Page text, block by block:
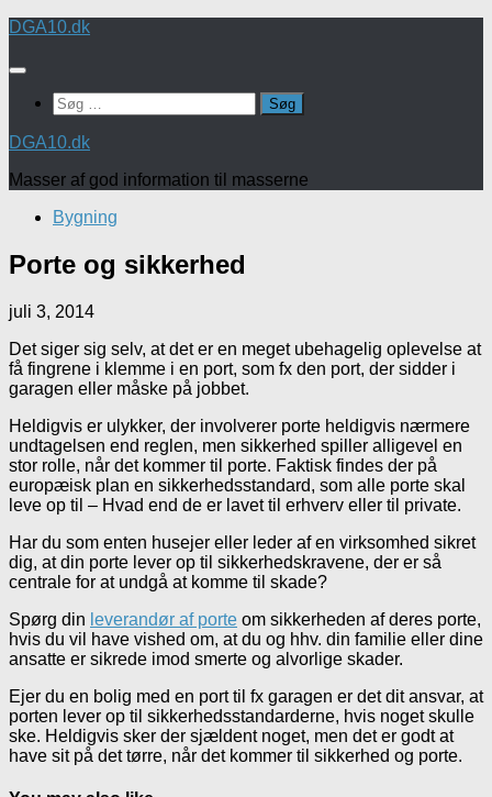
Skip
content
DGA10.dk
Søg
efter:
DGA10.dk
Masser af god information til masserne
Bygning
Porte og sikkerhed
juli 3, 2014
Det siger sig selv, at det er en meget ubehagelig oplevelse at
få fingrene i klemme i en port, som fx den port, der sidder i
garagen eller måske på jobbet.
Heldigvis er ulykker, der involverer porte heldigvis nærmere
undtagelsen end reglen, men sikkerhed spiller alligevel en
stor rolle, når det kommer til porte. Faktisk findes der på
europæisk plan en sikkerhedsstandard, som alle porte skal
leve op til – Hvad end de er lavet til erhverv eller til private.
Har du som enten husejer eller leder af en virksomhed sikret
dig, at din porte lever op til sikkerhedskravene, der er så
centrale for at undgå at komme til skade?
Spørg din leverandør af porte om sikkerheden af deres porte,
hvis du vil have vished om, at du og hhv. din familie eller dine
ansatte er sikrede imod smerte og alvorlige skader.
Ejer du en bolig med en port til fx garagen er det dit ansvar, at
porten lever op til sikkerhedsstandarderne, hvis noget skulle
ske. Heldigvis sker der sjældent noget, men det er godt at
have sit på det tørre, når det kommer til sikkerhed og porte.